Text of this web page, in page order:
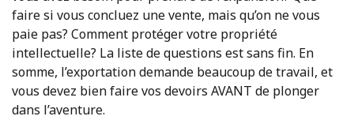
faire si vous concluez une vente, mais qu’on ne vous
paie pas? Comment protéger votre propriété
intellectuelle? La liste de questions est sans fin. En
somme, l’exportation demande beaucoup de travail, et
vous devez bien faire vos devoirs AVANT de plonger
dans l’aventure.